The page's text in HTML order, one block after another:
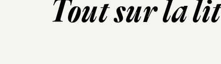
Tout sur la